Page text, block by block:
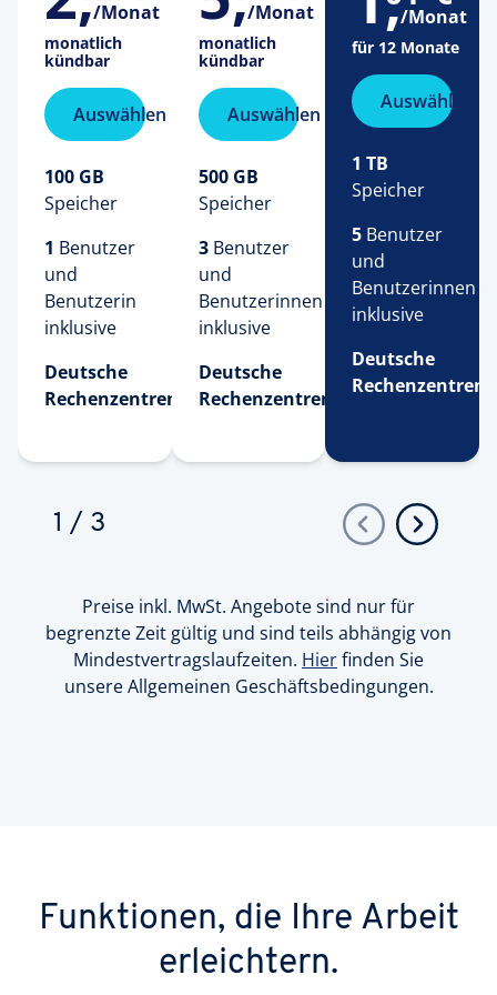
/Monat
monatlich
kündbar
Auswählen
100 GB
Speicher
1 Benutzer
und
Benutzerin
inklusive
Deutsche
Rechenzentren
/Monat
monatlich
kündbar
Auswählen
500 GB
Speicher
3 Benutzer
und
Benutzerinnen
inklusive
Deutsche
Rechenzentren
/Monat
für 12 Monate
Auswählen
1 TB
Speicher
5 Benutzer
und
Benutzerinnen
inklusive
Deutsche
Rechenzentren
1 / 3
Preise inkl. MwSt. Angebote sind nur für
begrenzte Zeit gültig und sind teils abhängig von
Mindestvertragslaufzeiten. Hierfinden Sie
unsere Allgemeinen Geschäftsbedingungen.
Funktionen, die Ihre Arbeit
erleichtern.